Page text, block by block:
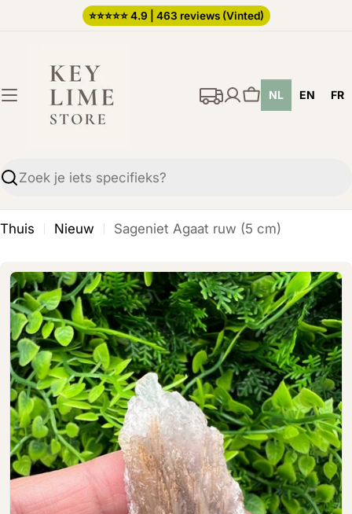
inhoud
⭐️⭐️⭐️⭐️⭐️ 4.9 | 463 reviews (Vinted)
Zoekopdracht
Winkelwagen
NL EN FR
Thuis Nieuw Sageniet Agaat ruw (5 cm)
Open media 0 in modal